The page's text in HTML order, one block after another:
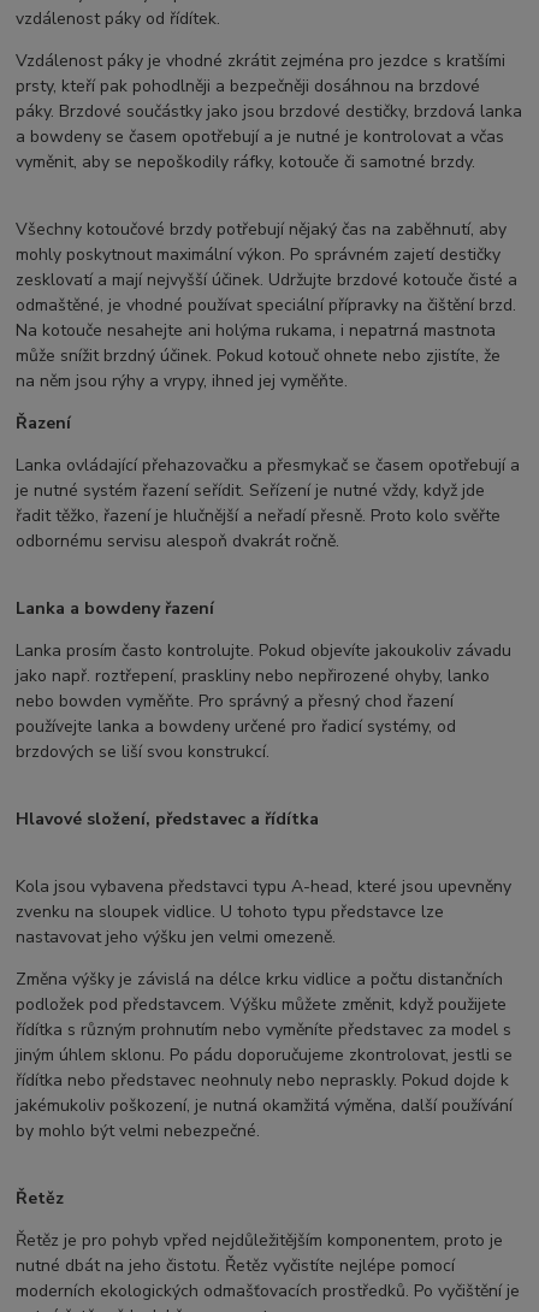
vzdálenost páky od řídítek.
Vzdálenost páky je vhodné zkrátit zejména pro jezdce s kratšími
prsty, kteří pak pohodlněji a bezpečněji dosáhnou na brzdové
páky. Brzdové součástky jako jsou brzdové destičky, brzdová lanka
a bowdeny se časem opotřebují a je nutné je kontrolovat a včas
vyměnit, aby se nepoškodily ráfky, kotouče či samotné brzdy.
Všechny kotoučové brzdy potřebují nějaký čas na zaběhnutí, aby
mohly poskytnout maximální výkon. Po správném zajetí destičky
zesklovatí a mají nejvyšší účinek. Udržujte brzdové kotouče čisté a
odmaštěné, je vhodné používat speciální přípravky na čištění brzd.
Na kotouče nesahejte ani holýma rukama, i nepatrná mastnota
může snížit brzdný účinek. Pokud kotouč ohnete nebo zjistíte, že
na něm jsou rýhy a vrypy, ihned jej vyměňte.
Řazení
Lanka ovládající přehazovačku a přesmykač se časem opotřebují a
je nutné systém řazení seřídit. Seřízení je nutné vždy, když jde
řadit těžko, řazení je hlučnější a neřadí přesně. Proto kolo svěřte
odbornému servisu alespoň dvakrát ročně.
Lanka a bowdeny řazení
Lanka prosím často kontrolujte. Pokud objevíte jakoukoliv závadu
jako např. roztřepení, praskliny nebo nepřirozené ohyby, lanko
nebo bowden vyměňte. Pro správný a přesný chod řazení
používejte lanka a bowdeny určené pro řadicí systémy, od
brzdových se liší svou konstrukcí.
Hlavové složení, představec a řídítka
Kola jsou vybavena představci typu A-head, které jsou upevněny
zvenku na sloupek vidlice. U tohoto typu představce lze
nastavovat jeho výšku jen velmi omezeně.
Změna výšky je závislá na délce krku vidlice a počtu distančních
podložek pod představcem. Výšku můžete změnit, když použijete
řídítka s různým prohnutím nebo vyměníte představec za model s
jiným úhlem sklonu. Po pádu doporučujeme zkontrolovat, jestli se
řídítka nebo představec neohnuly nebo nepraskly. Pokud dojde k
jakémukoliv poškození, je nutná okamžitá výměna, další používání
by mohlo být velmi nebezpečné.
Řetěz
Řetěz je pro pohyb vpřed nejdůležitějším komponentem, proto je
nutné dbát na jeho čistotu. Řetěz vyčistíte nejlépe pomocí
moderních ekologických odmašťovacích prostředků. Po vyčištění je